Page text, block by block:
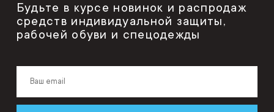
Будьте в курсе новинок и распродаж
средств индивидуальной защиты,
рабочей обуви и спецодежды